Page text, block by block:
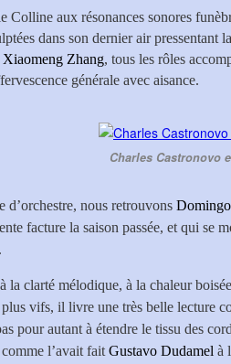
Colline aux résonances sonores
dans son dernier air pressentant
Xiaomeng Zhang, tous les rôles
générale avec aisance.
Charles Castronovo
d’orchestre, nous retrouvons
facture la saison passée, et qui se
la clarté mélodique, à la chaleur
plus vifs, il livre une très belle lecture
pour autant à étendre le tissu des
l’avait fait Gustavo Dudamel à